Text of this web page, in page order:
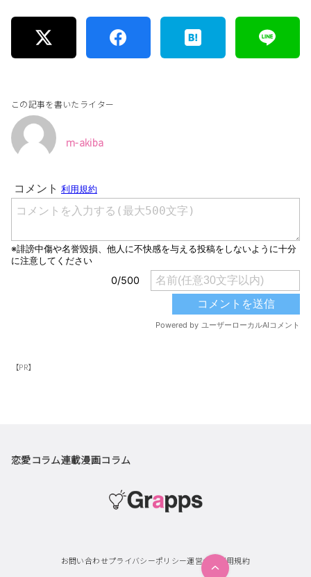
この記事を書いたライター
m-akiba
【PR】
恋愛コラム連載漫画コラム
お問い合わせプライバシーポリシー運営会社
利用規約